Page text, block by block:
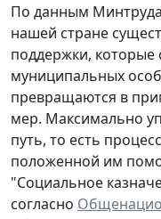
По данным
нашей стране
поддержки, которые
муниципальных
превращаются в
мер. Максимально
путь, то есть
положенной им
"Социальное
согласно